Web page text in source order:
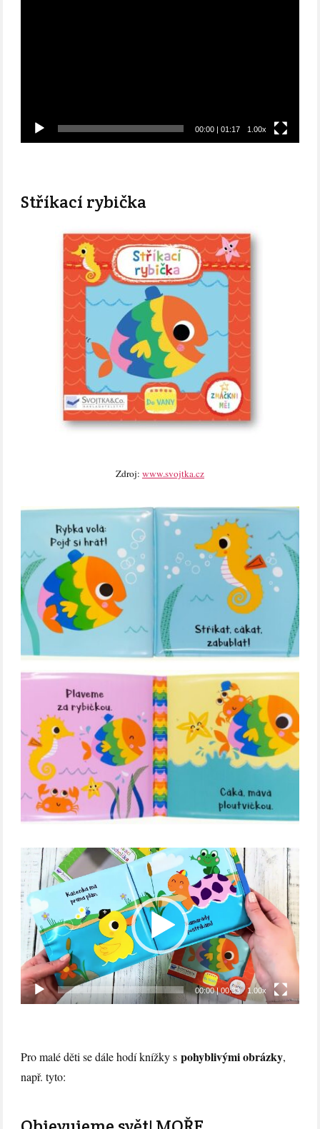
00:00| 01:17 1.00x
Stříkací rybička
Zdroj: www.svojtka.cz
Video
přehrávač
00:00|00:33 1.00x
Pro malé děti se dále hodí knížky spohyblivými obrázky,
např. tyto: